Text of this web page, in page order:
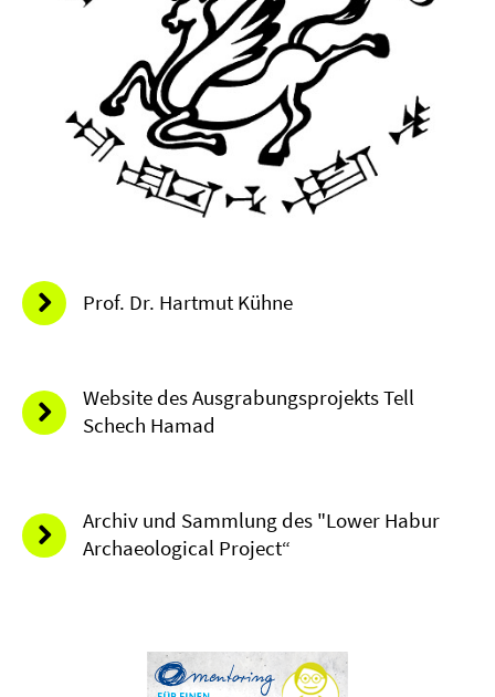
Prof. Dr. Hartmut Kühne
Website des Ausgrabungsprojekts Tell
Schech Hamad
Archiv und Sammlung des "Lower Habur
Archaeological Project“